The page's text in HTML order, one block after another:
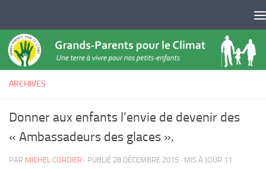
ARCHIVES
Donner aux enfants l’envie de devenir des
« Ambassadeurs des glaces ».
PAR MICHEL CORDIER · PUBLIÉ 28 DÉCEMBRE 2015 · MIS À JOUR 11